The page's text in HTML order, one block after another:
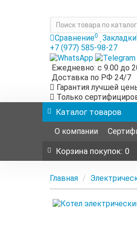
Сравнение0 Закладки
+7 (977) 585-98-27
Ежедневно: с 9.00 до
Доставка по РФ 24/7
Гарантия лучшей
Только
Каталог товаров
О компании
Корзина покупок: 0
Главная